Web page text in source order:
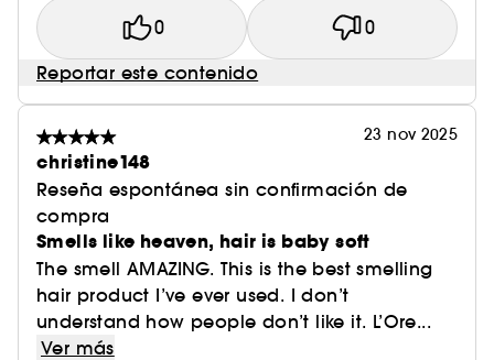
0 0
Reportar este contenido
23 nov 2025
christine148
Reseña espontánea sin confirmación de
compra
Smells like heaven, hair is baby soft
The smell AMAZING. This is the best smelling
hair product I’ve ever used. I don’t
understand how people don’t like it. L’Ore...
Ver más